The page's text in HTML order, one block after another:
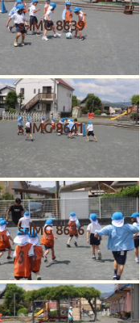
s-IMG 8639
s-IMG 8641
s-IMG 8636